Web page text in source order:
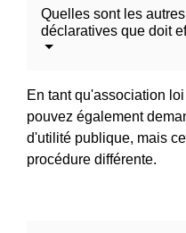
Quelles sont les
déclaratives que doit
En tant qu'association
pouvez également
d'utilité publique, mais
procédure différente.